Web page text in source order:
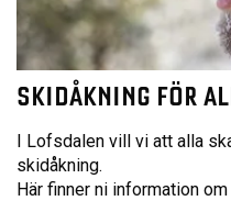
SKIDÅKNING FÖR
I Lofsdalen vill vi att alla
skidåkning.
Här finner ni information